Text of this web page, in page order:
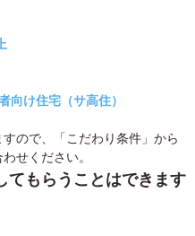
向け住宅（サ高住）
ので、「こだわり条件」から
せください。
てもらうことはできます